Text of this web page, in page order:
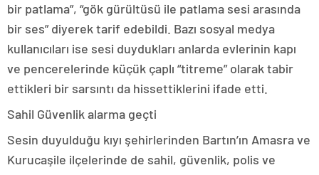
bir patlama”, “gök gürültüsü ile patlama sesi arasında
bir ses” diyerek tarif edebildi. Bazı sosyal medya
kullanıcıları ise sesi duydukları anlarda evlerinin kapı
ve pencerelerinde küçük çaplı “titreme” olarak tabir
ettikleri bir sarsıntı da hissettiklerini ifade etti.
Sahil Güvenlik alarma geçti
Sesin duyulduğu kıyı şehirlerinden Bartın’ın Amasra ve
Kurucaşile ilçelerinde de sahil, güvenlik, polis ve